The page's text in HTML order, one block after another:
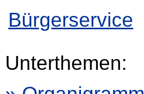
Bürgerservice
Unterthemen: